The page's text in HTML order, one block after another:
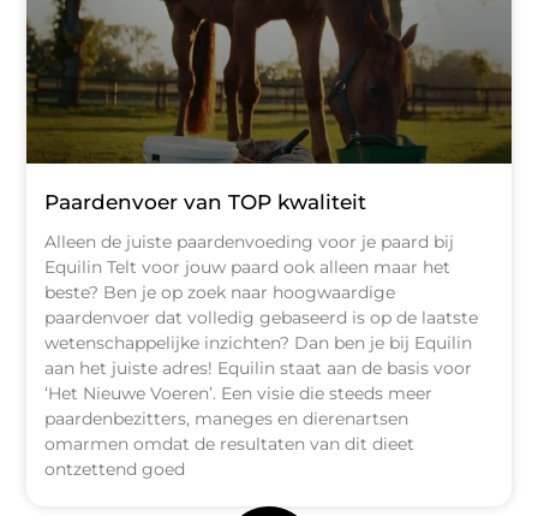
Paardenvoer van TOP kwaliteit
Alleen de juiste paardenvoeding voor je paard bij
Equilin Telt voor jouw paard ook alleen maar het
beste? Ben je op zoek naar hoogwaardige
paardenvoer dat volledig gebaseerd is op de laatste
wetenschappelijke inzichten? Dan ben je bij Equilin
aan het juiste adres! Equilin staat aan de basis voor
‘Het Nieuwe Voeren’. Een visie die steeds meer
paardenbezitters, maneges en dierenartsen
omarmen omdat de resultaten van dit dieet
ontzettend goed